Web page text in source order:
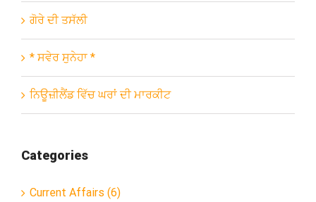
ਗੋਰੇ ਦੀ ਤਸੱਲੀ
* ਸਵੇਰ ਸੁਨੇਹਾ *
ਨਿਊਜ਼ੀਲੈਂਡ ਵਿੱਚ ਘਰਾਂ ਦੀ ਮਾਰਕੀਟ
Categories
Current Affairs (6)